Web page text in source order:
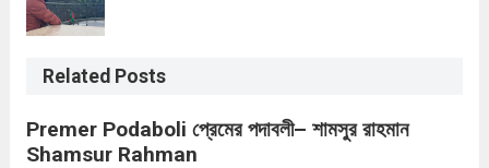
Related Posts
Premer Podaboli প্রেমের পদাবলী– শামসুর রাহমান
Shamsur Rahman